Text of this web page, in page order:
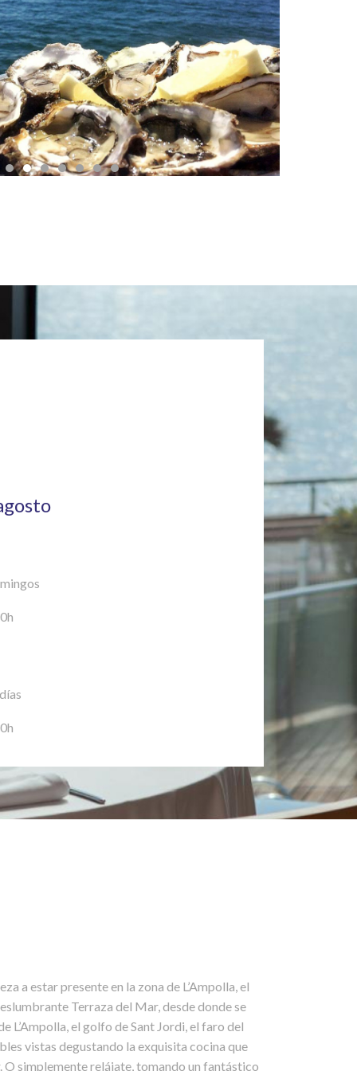
a estar presente en la zona de L’Ampolla, el
Terraza del Mar, desde donde se
L’Ampolla, el golfo de Sant Jordi, el faro del
vistas degustando la exquisita cocina que
simplemente relájate, tomando un fantástico